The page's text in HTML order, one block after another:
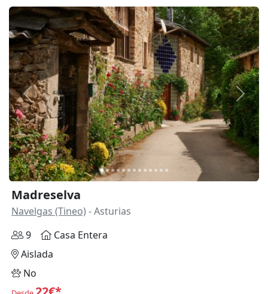
Anterior
Madreselva
Navelgas (Tineo) - Asturias
9
Casa Entera
Aislada
No